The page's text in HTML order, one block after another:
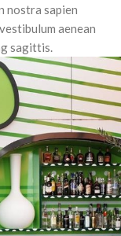
nostra sapien
aenean
sagittis.